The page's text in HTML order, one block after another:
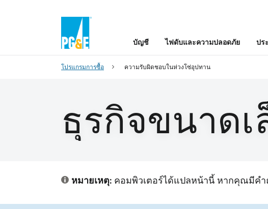
บัญชี ไฟดับและความปลอดภัย ปร
โปรแกรมการซื้อ ความรับผิดชอบในห่วงโซ่อุปทาน
ธุรกิจขนาดเ
หมายเหตุ: คอมพิวเตอร์ได้แปลหน้านี้ หากคุณมีคํ